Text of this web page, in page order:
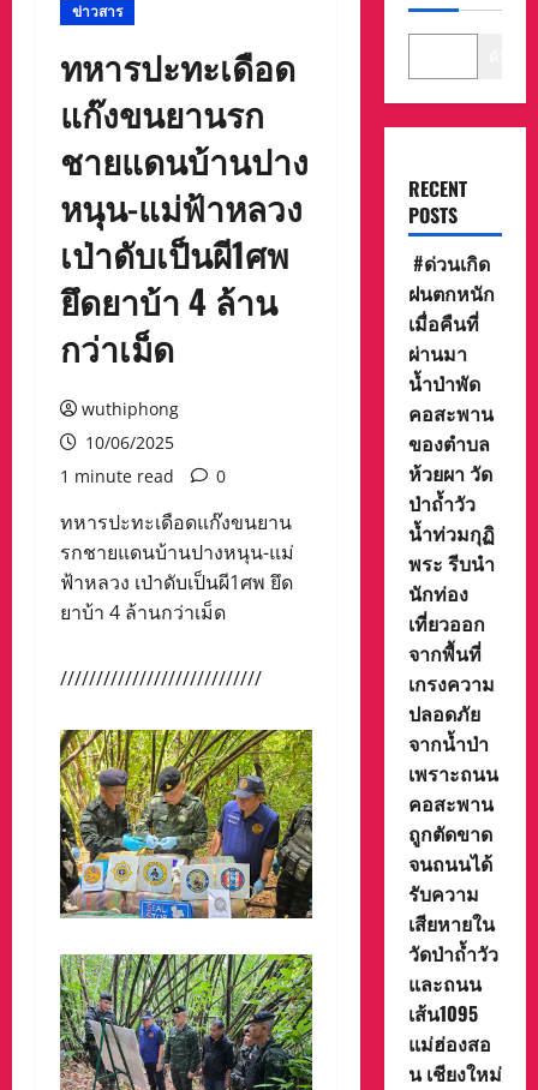
ข่าวสาร
ทหารปะทะเดือด
แก๊งขนยานรก
ชายแดนบ้านปาง
หนุน-แม่ฟ้าหลวง
เป่าดับเป็นผี1ศพ
ยึดยาบ้า 4 ล้าน
กว่าเม็ด
wuthiphong
10/06/2025
1 minute read
0
ทหารปะทะเดือดแก๊งขนยาน
รกชายแดนบ้านปางหนุน-แม่
ฟ้าหลวง เป่าดับเป็นผี1ศพ ยึด
ยาบ้า 4 ล้านกว่าเม็ด
////////////////////////////
RECENT
POSTS
#ด่วนเกิด
ฝนตกหนัก
เมื่อคืนที่
ผ่านมา
น้ำป่าพัด
คอสะพาน
ของตำบล
ห้วยผา วัด
ป่าถ้ำวัว
น้ำท่วมกุฏิ
พระ รีบนำ
นักท่อง
เที่ยวออก
จากพื้นที่
เกรงความ
ปลอดภัย
จากน้ำป่า
เพราะถนน
คอสะพาน
ถูกตัดขาด
จนถนนได้
รับความ
เสียหายใน
วัดป่าถ้ำวัว
และถนน
เส้น1095
แม่ฮ่องสอ
น เชียงใหม่